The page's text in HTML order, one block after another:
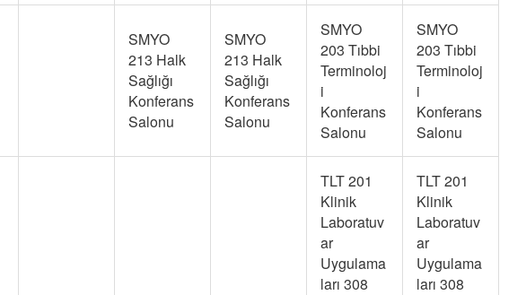
SMYO
213 Halk
Sağlığı
Konferans
Salonu
SMYO
213 Halk
Sağlığı
Konferans
Salonu
SMYO
203 Tıbbi
Terminoloj
i
Konferans
Salonu
SMYO
203 Tıbbi
Terminoloj
i
Konferans
Salonu
TLT 201
Klinik
Laboratuv
ar
Uygulama
ları 308
TLT 201
Klinik
Laboratuv
ar
Uygulama
ları 308